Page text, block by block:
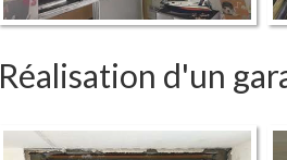
Réalisation d'un